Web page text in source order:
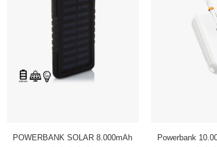
POWERBANK SOLAR 8.000mAh